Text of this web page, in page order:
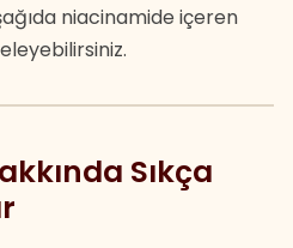
niacinamide içeren
Sıkça